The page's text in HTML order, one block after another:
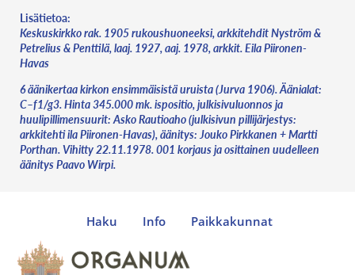
Lisätietoa:
Keskuskirkko rak. 1905 rukoushuoneeksi, arkkitehdit Nyström &
Petrelius & Penttilä, laaj. 1927, aaj. 1978, arkkit. Eila Piironen-
Havas
6 äänikertaa kirkon ensimmäisistä uruista (Jurva 1906). Äänialat:
C–f1/g3. Hinta 345.000 mk. ispositio, julkisivuluonnos ja
huulipillimensuurit: Asko Rautioaho (julkisivun pillijärjestys:
arkkitehti ila Piironen-Havas), äänitys: Jouko Pirkkanen + Martti
Porthan. Vihitty 22.11.1978. 001 korjaus ja osittainen uudelleen
äänitys Paavo Wirpi.
Haku Info Paikkakunnat